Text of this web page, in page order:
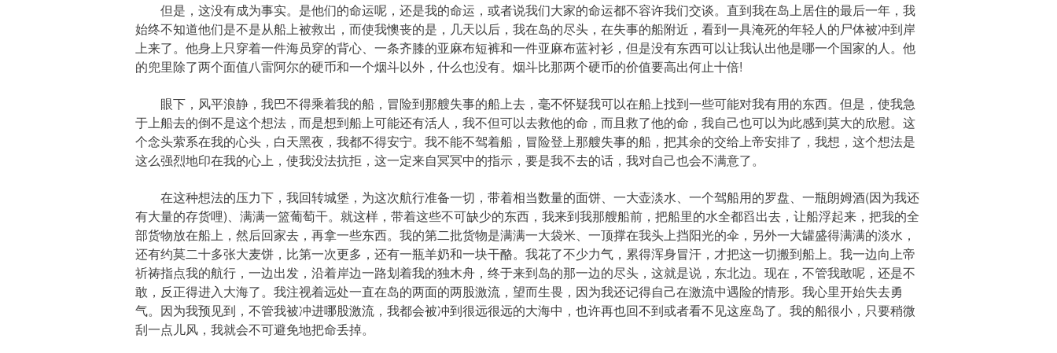
但是，这没有成为事实。是他们的命运呢，还是我的命运，或者说我们大家的命运都不容许我们交谈。直到我在岛上居住的最后一年，我
始终不知道他们是不是从船上被救出，而使我懊丧的是，几天以后，我在岛的尽头，在失事的船附近，看到一具淹死的年轻人的尸体被冲到岸
上来了。他身上只穿着一件海员穿的背心、一条齐膝的亚麻布短裤和一件亚麻布蓝衬衫，但是没有东西可以让我认出他是哪一个国家的人。他
的兜里除了两个面值八雷阿尔的硬币和一个烟斗以外，什么也没有。烟斗比那两个硬币的价值要高出何止十倍!
眼下，风平浪静，我巴不得乘着我的船，冒险到那艘失事的船上去，毫不怀疑我可以在船上找到一些可能对我有用的东西。但是，使我急
于上船去的倒不是这个想法，而是想到船上可能还有活人，我不但可以去救他的命，而且救了他的命，我自己也可以为此感到莫大的欣慰。这
个念头萦系在我的心头，白天黑夜，我都不得安宁。我不能不驾着船，冒险登上那艘失事的船，把其余的交给上帝安排了，我想，这个想法是
这么强烈地印在我的心上，使我没法抗拒，这一定来自冥冥中的指示，要是我不去的话，我对自己也会不满意了。
在这种想法的压力下，我回转城堡，为这次航行准备一切，带着相当数量的面饼、一大壶淡水、一个驾船用的罗盘、一瓶朗姆酒(因为我还
有大量的存货哩)、满满一篮葡萄干。就这样，带着这些不可缺少的东西，我来到我那艘船前，把船里的水全都舀出去，让船浮起来，把我的全
部货物放在船上，然后回家去，再拿一些东西。我的第二批货物是满满一大袋米、一顶撑在我头上挡阳光的伞，另外一大罐盛得满满的淡水，
还有约莫二十多张大麦饼，比第一次更多，还有一瓶羊奶和一块干酪。我花了不少力气，累得浑身冒汗，才把这一切搬到船上。我一边向上帝
祈祷指点我的航行，一边出发，沿着岸边一路划着我的独木舟，终于来到岛的那一边的尽头，这就是说，东北边。现在，不管我敢呢，还是不
敢，反正得进入大海了。我注视着远处一直在岛的两面的两股激流，望而生畏，因为我还记得自己在激流中遇险的情形。我心里开始失去勇
气。因为我预见到，不管我被冲进哪股激流，我都会被冲到很远很远的大海中，也许再也回不到或者看不见这座岛了。我的船很小，只要稍微
刮一点儿风，我就会不可避免地把命丢掉。